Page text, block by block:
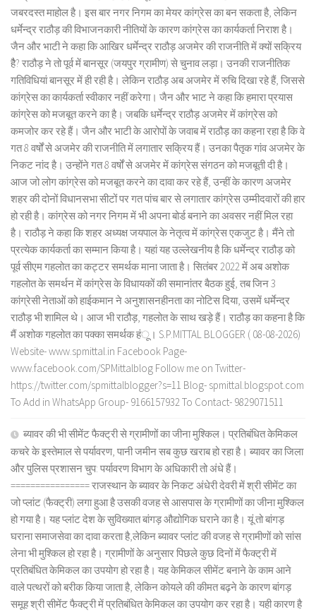
जबरदस्त माहोल है। इस बार नगर निगम का मेयर कांग्रेस का बन सकता है, लेकिन
धर्मेन्द्र राठौड़ की विभाजनकारी नीतियों के कारण कांग्रेस का कार्यकर्ता निराश है।
जैन और भाटी ने कहा कि आखिर धर्मेन्द्र राठौड़ अजमेर की राजनीति में क्यों सक्रिय
हैै? राठौड़ ने तो पूर्व में बानसूर (जयपुर ग्रामीण) से चुनाव लड़ा। उनकी राजनीतिक
गतिविधियां बानसूर में ही रही है। लेकिन राठौड़ अब अजमेर में रुचि दिखा रहे हैं, जिससे
कांग्रेस का कार्यकर्ता स्वीकार नहीं करेगा। जैन और भाट ने कहा कि हमारा प्रयास
कांग्रेस को मजबूत करने का है। जबकि धर्मेन्द्र राठौड़ अजमेर में कांग्रेस को
कमजोर कर रहे हैं। जैन और भाटी के आरोपों के जवाब में राठौड़ का कहना रहा है कि वे
गत 8 वर्षों से अजमेर की राजनीति में लगातार सक्रिय हैं। उनका पैतृक गांव अजमेर के
निकट नांद है। उन्होंने गत 8 वर्षों से अजमेर में कांग्रेस संगठन को मजबूती दी है।
आज जो लोग कांग्रेस को मजबूत करने का दावा कर रहे हैं, उन्हीं के कारण अजमेर
शहर की दोनों विधानसभा सीटों पर गत पांच बार से लगातार कांग्रेस उम्मीदवारों की हार
हो रही है। कांग्रेस को नगर निगम में भी अपना बोर्ड बनाने का अवसर नहीं मिल रहा
है। राठौड़ ने कहा कि शहर अध्यक्ष जयपाल के नेतृत्व में कांग्रेस एकजुट है। मैंने तो
प्रत्येक कार्यकर्ता का सम्मान किया है। यहां यह उल्लेखनीय है कि धर्मेन्द्र राठौड़ को
पूर्व सीएम गहलोत का कट्टर समर्थक माना जाता है। सितंबर 2022 में अब अशोक
गहलोत के समर्थन में कांग्रेस के विधायकों की समानांतर बैठक हुई, तब जिन 3
कांग्रेसी नेताओं को हाईकमान ने अनुशासनहीनता का नोटिस दिया, उसमें धर्मेन्द्र
राठौड़ भी शामिल थे। आज भी राठौड़, गहलोत के साथ खड़े हैं। राठौड़ का कहना है कि
मैं अशोक गहलोत का पक्का समर्थक हंू। S.P.MITTAL BLOGGER ( 08-08-2026)
Website- www.spmittal.in Facebook Page-
www.facebook.com/SPMittalblog Follow me on Twitter-
https://twitter.com/spmittalblogger?s=11 Blog- spmittal.blogspot.com
To Add in WhatsApp Group- 9166157932 To Contact- 9829071511
ब्यावर की भी सीमेंट फैक्ट्री से ग्रामीणों का जीना मुश्किल। प्रतिबंधित केमिकल
कचरे के इस्तेमाल से पर्यावरण, पानी जमीन सब कुछ खराब हो रहा है। ब्यावर का जिला
और पुलिस प्रशासन चुप: पर्यावरण विभाग के अधिकारी तो अंधे हैं।
================ राजस्थान के ब्यावर के निकट अंधेरी देवरी में श्री सीमेंट का
जो प्लांट (फैक्ट्री) लगा हुआ है उसकी वजह से आसपास के ग्रामीणों का जीना मुश्किल
हो गया है। यह प्लांट देश के सुविख्यात बांगड़ औद्योगिक घराने का है। यूं तो बांगड़
घराना समाजसेवा का दावा करता है,लेकिन ब्यावर प्लांट की वजह से ग्रामीणों को सांस
लेना भी मुश्किल हो रहा है। ग्रामीणों के अनुसार पिछले कुछ दिनों में फैक्ट्री में
प्रतिबंधित केमिकल का उपयोग हो रहा है। यह केमिकल सीमेंट बनाने के काम आने
वाले पत्थरों को बरीक किया जाता है, लेकिन कोयले की कीमत बढ़ने के कारण बांगड़
समूह श्री सीमेंट फैक्ट्री में प्रतिबंधित केमिकल का उपयोग कर रहा है। यही कारण है